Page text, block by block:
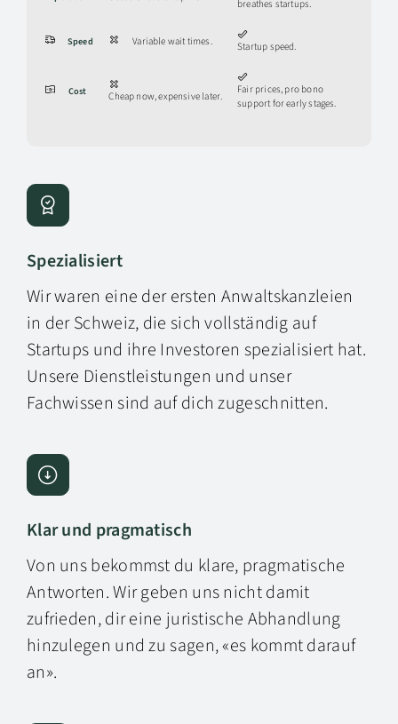
breathes startups.
Speed Variable wait times. Startup speed.
Cost Cheap now, expensive later.
Fair prices, pro bono
support for early stages.
Spezialisiert
Wir waren eine der ersten Anwaltskanzleien
in der Schweiz, die sich vollständig auf
Startups und ihre Investoren spezialisiert hat.
Unsere Dienstleistungen und unser
Fachwissen sind auf dich zugeschnitten.
Klar und pragmatisch
Von uns bekommst du klare, pragmatische
Antworten. Wir geben uns nicht damit
zufrieden, dir eine juristische Abhandlung
hinzulegen und zu sagen, «es kommt darauf
an».